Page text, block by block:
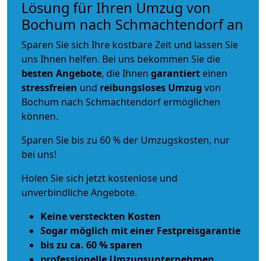
Lösung für Ihren Umzug von
Bochum nach Schmachtendorf an
Sparen Sie sich Ihre kostbare Zeit und lassen Sie
uns Ihnen helfen. Bei uns bekommen Sie die
besten Angebote, die Ihnen garantiert einen
stressfreien und reibungsloses Umzug von
Bochum nach Schmachtendorf ermöglichen
können.
Sparen Sie bis zu 60 % der Umzugskosten, nur
bei uns!
Holen Sie sich jetzt kostenlose und
unverbindliche Angebote.
Keine versteckten Kosten
Sogar möglich mit einer Festpreisgarantie
bis zu ca. 60 % sparen